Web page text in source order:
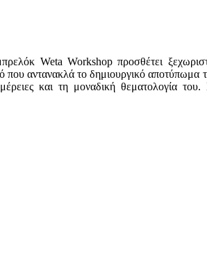
Weta Workshop προσθέτει
αντανακλά το δημιουργικό αποτύπωμα
και τη μοναδική θεματολογία